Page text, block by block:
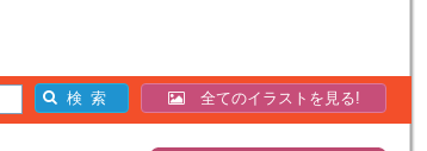
全てのイラストを見る!